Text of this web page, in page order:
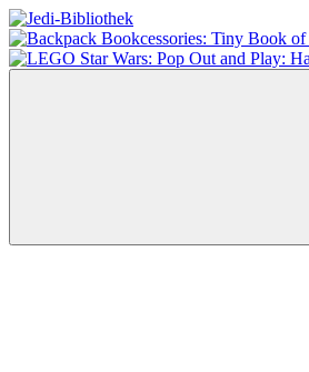
Zum
Inhalt
springen
Jedi-
Bibliothek
Das
Portal